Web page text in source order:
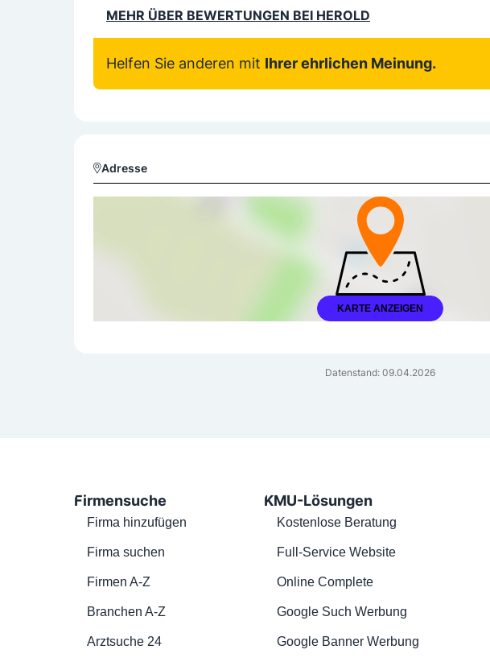
MEHR ÜBER BEWERTUNGEN BEI HEROLD
Helfen Sie anderen mit Ihrer ehrlichen Meinung.
Adresse
KARTE ANZEIGEN
Datenstand: 09.04.2026
Firmensuche
Firma hinzufügen
Firma suchen
Firmen A-Z
Branchen A-Z
Arztsuche 24
KMU-Lösungen
Kostenlose Beratung
Full-Service Website
Online Complete
Google Such Werbung
Google Banner Werbung